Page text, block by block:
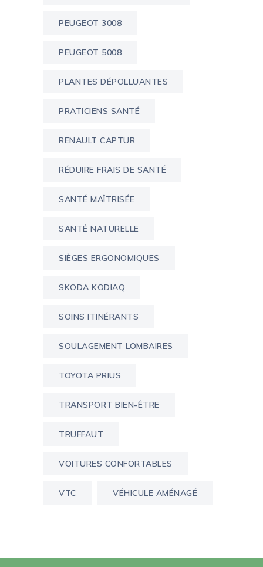
PEUGEOT 3008
PEUGEOT 5008
PLANTES DÉPOLLUANTES
PRATICIENS SANTÉ
RENAULT CAPTUR
RÉDUIRE FRAIS DE SANTÉ
SANTÉ MAÎTRISÉE
SANTÉ NATURELLE
SIÈGES ERGONOMIQUES
SKODA KODIAQ
SOINS ITINÉRANTS
SOULAGEMENT LOMBAIRES
TOYOTA PRIUS
TRANSPORT BIEN-ÊTRE
TRUFFAUT
VOITURES CONFORTABLES
VTC VÉHICULE AMÉNAGÉ